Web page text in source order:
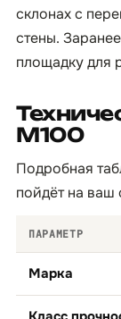
склонах с
стены.
площадку для
М100
Подробная
пойдёт на ваш
ПАРАМЕТР
Марка